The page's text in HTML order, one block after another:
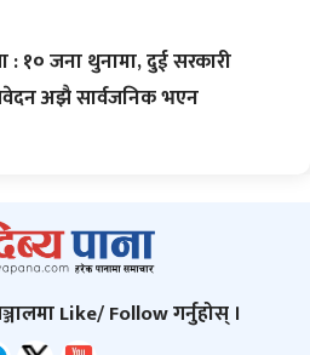
: १० जना थुनामा, दुई सरकारी
अझै सार्वजनिक भएन
Like/ Follow गर्नुहोस् ।